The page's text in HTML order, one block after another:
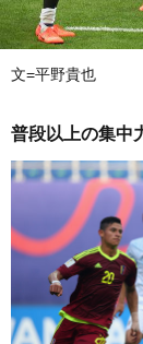
文=平野貴也
普段以上の集中